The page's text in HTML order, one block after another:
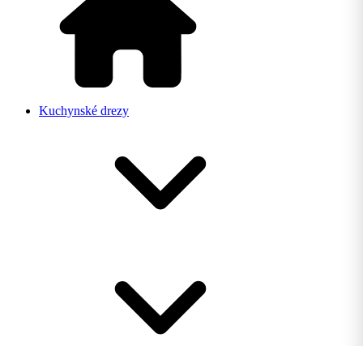
Kuchynské drezy